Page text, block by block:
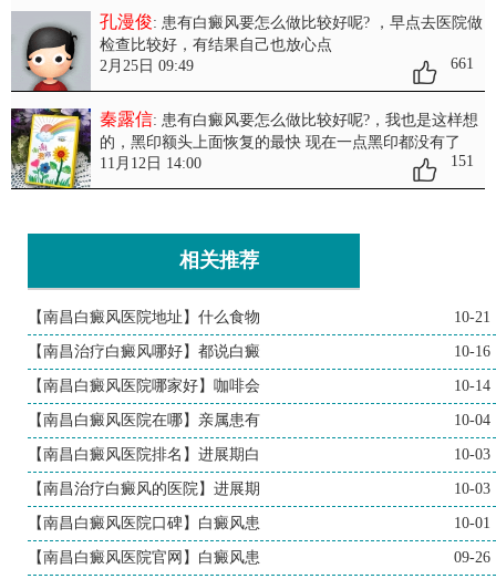
孔漫俊: 患有白癜风要怎么做比较好呢?
，早点去医院做
检查比较好，有结果自己也放心点
2月25日 09:49
661
秦露信: 患有白癜风要怎么做比较好呢? ，我也是这样想
的，黑印额头上面恢复的最快 现在一点黑印都没有了
11月12日 14:00
151
相关推荐
【南昌白癜风医院地址】什么食物 10-21
【南昌治疗白癜风哪好】都说白癜 10-16
【南昌白癜风医院哪家好】咖啡会 10-14
【南昌白癜风医院在哪】亲属患有 10-04
【南昌白癜风医院排名】进展期白 10-03
【南昌治疗白癜风的医院】进展期 10-03
【南昌白癜风医院口碑】白癜风患 10-01
【南昌白癜风医院官网】白癜风患 09-26